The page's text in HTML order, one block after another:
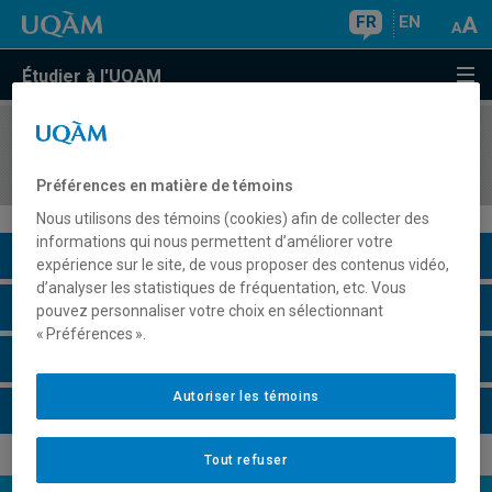
FR EN
Étudier à l'UQAM
COURS//
Description du cours
Horaire - Été 2026
Préférences en matière de témoins
Nous utilisons des témoins (cookies) afin de collecter des
informations qui nous permettent d’améliorer votre
expérience sur le site, de vous proposer des contenus vidéo,
d’analyser les statistiques de fréquentation, etc. Vous
pouvez personnaliser votre choix en sélectionnant
« Préférences ».
Tout refuser
Autoriser les témoins